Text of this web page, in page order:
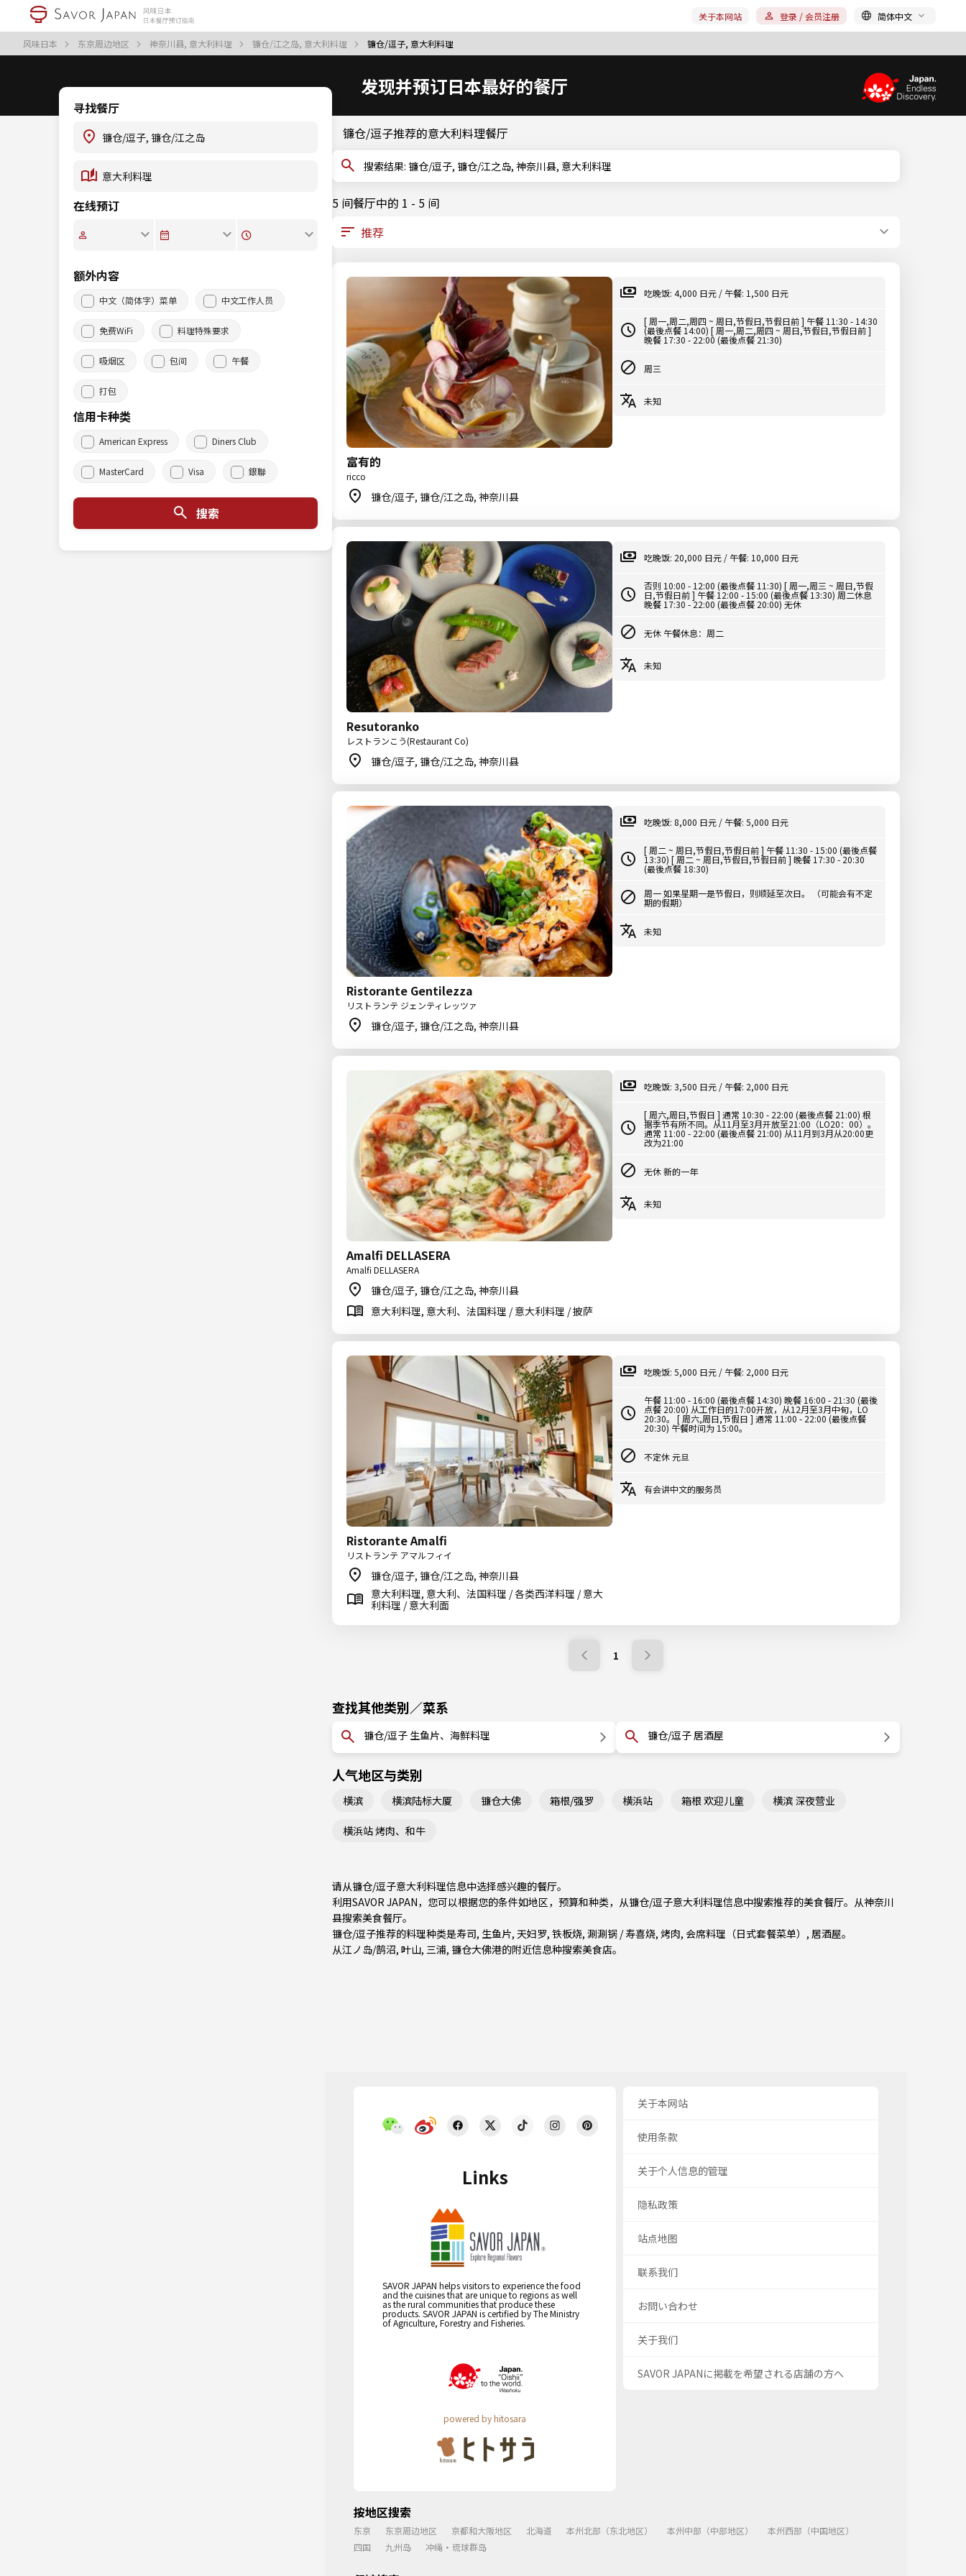
风味日本 东京周边地区 神奈川县, 意大利料理 镰仓/江之岛, 意大利料理 镰仓/逗子, 意大利料理
关于本网站 登录 / 会员注册 简体中文
发现并预订日本最好的餐厅
寻找餐厅
在线预订
额外内容
中文（简体字）菜单 中文工作人员
免费WiFi 料理特殊要求
吸烟区 包间 午餐
打包
信用卡种类
American Express Diners Club
MasterCard Visa 銀聯
搜索
镰仓/逗子推荐的意大利料理餐厅
搜索结果: 镰仓/逗子, 镰仓/江之岛, 神奈川县, 意大利料理
5 间餐厅中的 1 - 5 间
富有的
ricco
镰仓/逗子, 镰仓/江之岛, 神奈川县
吃晚饭: 4,000 日元 / 午餐: 1,500 日元
[ 周一,周二,周四 ~ 周日,节假日,节假日前 ] 午餐 11:30 - 14:30
(最後点餐 14:00) [ 周一,周二,周四 ~ 周日,节假日,节假日前 ]
晚餐 17:30 - 22:00 (最後点餐 21:30)
周三
未知
Resutoranko
レストランこう(Restaurant Co)
镰仓/逗子, 镰仓/江之岛, 神奈川县
吃晚饭: 20,000 日元 / 午餐: 10,000 日元
否则 10:00 - 12:00 (最後点餐 11:30) [ 周一,周三 ~ 周日,节假
日,节假日前 ] 午餐 12:00 - 15:00 (最後点餐 13:30) 周二休息
晚餐 17:30 - 22:00 (最後点餐 20:00) 无休
无休 午餐休息：周二
未知
Ristorante Gentilezza
リストランテ ジェンティレッツァ
镰仓/逗子, 镰仓/江之岛, 神奈川县
吃晚饭: 8,000 日元 / 午餐: 5,000 日元
[ 周二 ~ 周日,节假日,节假日前 ] 午餐 11:30 - 15:00 (最後点餐
13:30) [ 周二 ~ 周日,节假日,节假日前 ] 晚餐 17:30 - 20:30
(最後点餐 18:30)
周一 如果星期一是节假日，则顺延至次日。 （可能会有不定
期的假期）
未知
Amalfi DELLASERA
Amalfi DELLASERA
镰仓/逗子, 镰仓/江之岛, 神奈川县
意大利料理, 意大利、法国料理 / 意大利料理 / 披萨
吃晚饭: 3,500 日元 / 午餐: 2,000 日元
[ 周六,周日,节假日 ] 通常 10:30 - 22:00 (最後点餐 21:00) 根
据季节有所不同。从11月至3月开放至21:00（LO20：00）。
通常 11:00 - 22:00 (最後点餐 21:00) 从11月到3月从20:00更
改为21:00
无休 新的一年
未知
Ristorante Amalfi
リストランテ アマルフィイ
镰仓/逗子, 镰仓/江之岛, 神奈川县
意大利料理, 意大利、法国料理 / 各类西洋料理 / 意大
利料理 / 意大利面
吃晚饭: 5,000 日元 / 午餐: 2,000 日元
午餐 11:00 - 16:00 (最後点餐 14:30) 晚餐 16:00 - 21:30 (最後
点餐 20:00) 从工作日的17:00开放，从12月至3月中旬，LO
20:30。 [ 周六,周日,节假日 ] 通常 11:00 - 22:00 (最後点餐
20:30) 午餐时间为 15:00。
不定休 元旦
有会讲中文的服务员
1
查找其他类别／菜系
镰仓/逗子 生鱼片、海鲜料理 镰仓/逗子 居酒屋
人气地区与类别
横滨 横滨陆标大厦 镰仓大佛 箱根/强罗 横浜站 箱根 欢迎儿童 横滨 深夜营业
横浜站 烤肉、和牛
请从镰仓/逗子意大利料理信息中选择感兴趣的餐厅。
利用SAVOR JAPAN，您可以根据您的条件如地区，预算和种类，从镰仓/逗子意大利料理信息中搜索推荐的美食餐厅。从神奈川
县搜索美食餐厅。
镰仓/逗子推荐的料理种类是寿司, 生鱼片, 天妇罗, 铁板烧, 涮涮锅 / 寿喜烧, 烤肉, 会席料理（日式套餐菜单） , 居酒屋。
从江ノ岛/鹄沼, 叶山, 三浦, 镰仓大佛港的附近信息种搜索美食店。
Links
SAVOR JAPAN helps visitors to experience the food
and the cuisines that are unique to regions as well
as the rural communities that produce these
products. SAVOR JAPAN is certified by The Ministry
of Agriculture, Forestry and Fisheries.
powered by hitosara
关于本网站
使用条款
关于个人信息的管理
隐私政策
站点地图
联系我们
お問い合わせ
关于我们
SAVOR JAPANに掲載を希望される店舗の方へ
按地区搜索
东京 东京周边地区 京都和大阪地区 北海道 本州北部（东北地区） 本州中部（中部地区）
本州西部（中国地区）
四国
九州岛 冲绳・琉球群岛